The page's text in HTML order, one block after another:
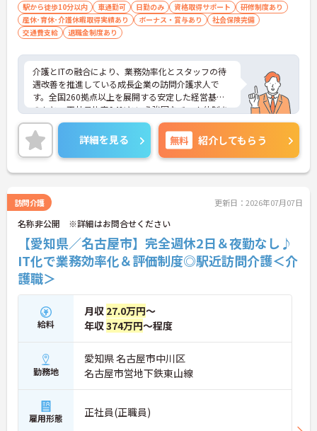
駅から徒歩10分以内 車通勤可 日勤のみ 資格取得サポート
研修制度あり
産休･育休･介護休暇取得実績あり
ボーナス・賞与あり
社会保険完備
交通費支給
退職金制度あり
介護とITの融合により、業務効率化とスタッフの待
遇改善を推進している成長企業の訪問介護求人で
す。全国260拠点以上を展開する安定した経営基盤
のもと、正社員比率94%という強固なチーム体制を
構築しています。資格手当や年2回の評価面談など、
専門資格と成果が収入に直結する仕組みが整ってい
ます。夜勤なしの完全週休2日制（曜日固定）を採用
し、日々の記録業務はスマートフォンで完結するた
め、施設勤務特有の不規則なシフトや煩雑な事務作
談で不安を解消できるフォロー体制もあり、介護福
祉士の資格取得やサ責や管理者への着実なキャリア
アップを目指す有資格者の方に推奨できる環境で
す。
★おすすめPOINT★
【夜勤なし・曜日固定の休日で、身体への負担を抑
えた働き方が実現できます】
しないため、生活リズムを整えながら健康的に働き
続けることができます
により、先々の予定が立てやすくプライベートの時
間をしっかりと確保できる環境です
【専門資格を活かした収入アップと明確なキャリア
形成が期待できます】
・資格手当が支給されるほか、年2回の評価面談で
詳細を見る 無料 紹介してもらう
訪問介護 更新日：2026年07月07日
名称非公開 ※詳細はお問合せください
【愛知県／名古屋市】完全週休2日＆夜勤なし♪
IT化で業務効率化＆評価制度◎駅近訪問介護＜介
護職＞
給料
月収 27.0万円～
年収374万円～程度
勤務地
愛知県 名古屋市中川区
名古屋市営地下鉄東山線
雇用形態 正社員(正職員)